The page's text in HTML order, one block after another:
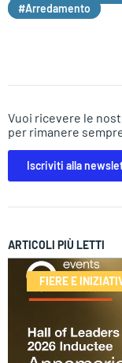
#Arredamento
Vuoi ricevere le
per rimanere
Iscriviti alla
ARTICOLI PIÙ LETTI
FIERE E